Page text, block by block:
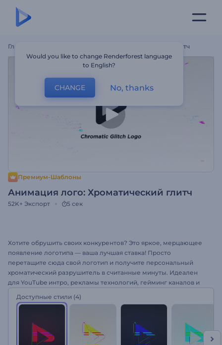
Главная Анимация Лого: Хроматический Глитч
Премиум-Шаблоны
Анимация лого: Хроматический глитч
52K+ Экспорт 5 сек
Хотите обрушить своих конкурентов? Это яркое, мерцающее
появление логотипа — ваша лучшая ставка! Просто
перетащите сюда свой логотип и получите персональный
хроматический разрушитель в считанные минуты. Идеален
для YouTube интро, рекламы технологий, гейминг каналов и
Хроматического Мерцания?
Доступные стили (4)
Would you like to change Renderforest language
to English?
CHANGE No, thanks